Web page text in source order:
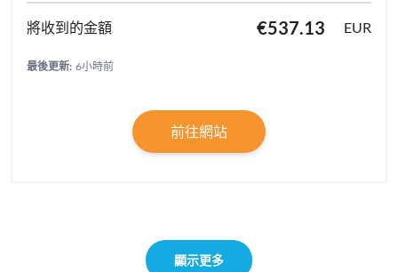
€537.13 EUR
最後更新: 6小時前
前往網站
顯示更多